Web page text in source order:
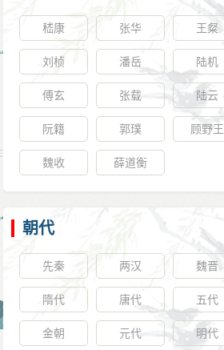
嵇康 张华 王粲
刘桢 潘岳 陆机
傅玄 张载 陆云
阮籍 郭璞 顾野王
魏收 薛道衡
朝代
先秦 两汉 魏晋
隋代 唐代 五代
金朝 元代 明代